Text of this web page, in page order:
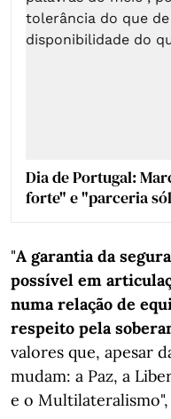
Dia de Portugal:
forte" e "parceria
"A garantia da
possível em
numa relação de
respeito pela
valores que, apesar
mudam: a Paz, a
e o